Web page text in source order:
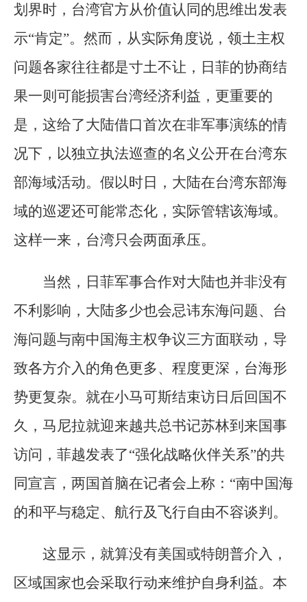
划界时，台湾官方从价值认同的思维出发表
示“肯定”。然而，从实际角度说，领土主权
问题各家往往都是寸土不让，日菲的协商结
果一则可能损害台湾经济利益，更重要的
是，这给了大陆借口首次在非军事演练的情
况下，以独立执法巡查的名义公开在台湾东
部海域活动。假以时日，大陆在台湾东部海
域的巡逻还可能常态化，实际管辖该海域。
这样一来，台湾只会两面承压。
当然，日菲军事合作对大陆也并非没有
不利影响，大陆多少也会忌讳东海问题、台
海问题与南中国海主权争议三方面联动，导
致各方介入的角色更多、程度更深，台海形
势更复杂。就在小马可斯结束访日后回国不
久，马尼拉就迎来越共总书记苏林到来国事
访问，菲越发表了“强化战略伙伴关系”的共
同宣言，两国首脑在记者会上称：“南中国海
的和平与稳定、航行及飞行自由不容谈判。
这显示，就算没有美国或特朗普介入，
区域国家也会采取行动来维护自身利益。本